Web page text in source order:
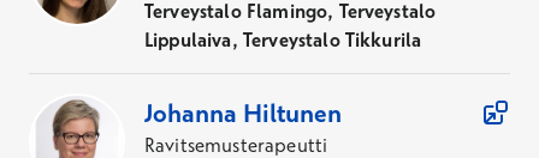
Terveystalo Flamingo, Terveystalo
Lippulaiva, Terveystalo Tikkurila
Johanna Hiltunen
Ravitsemusterapeutti